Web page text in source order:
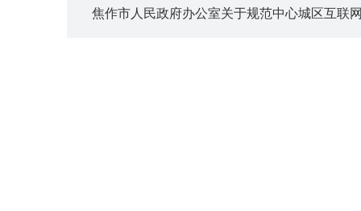
焦作市人民政府办公室关于规范中心城区互联